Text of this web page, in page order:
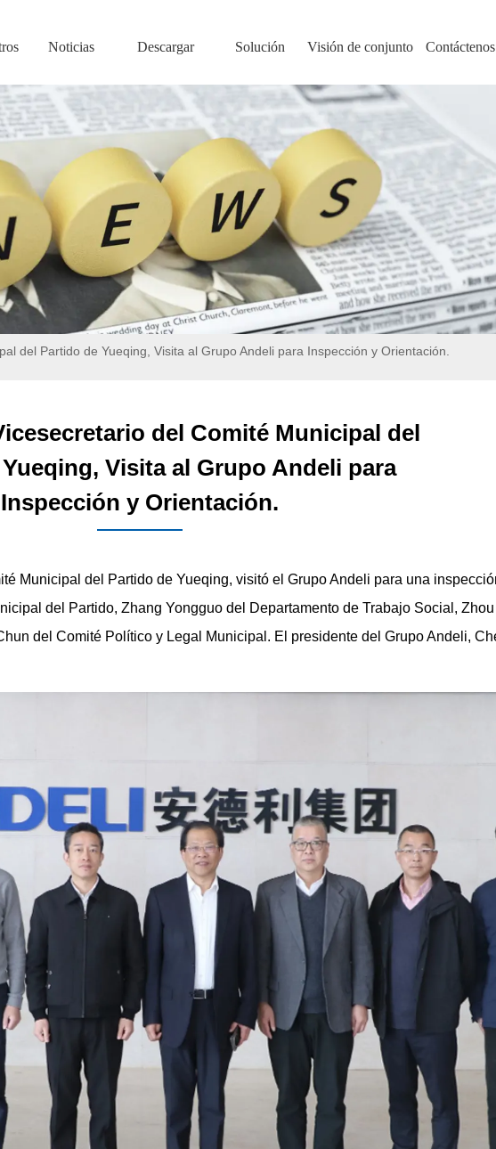
Noticias Descargar Solución Visión de conjunto Contáctenos
del Partido de Yueqing, Visita al Grupo Andeli para Inspección y Orientación.
del Comité Municipal del
Visita al Grupo Andeli para
Inspección y Orientación.